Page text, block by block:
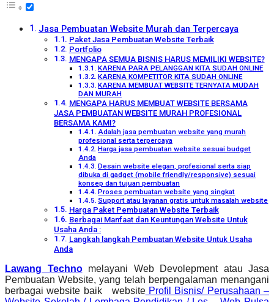
Jasa Pembuatan Website Murah dan Terpercaya
Paket Jasa Pembuatan Website Terbaik
Portfolio
MENGAPA SEMUA BISNIS HARUS MEMILIKI WEBSITE?
KARENA PARA PELANGGAN KITA SUDAH ONLINE
KARENA KOMPETITOR KITA SUDAH ONLINE
KARENA MEMBUAT WEBSITE TERNYATA MUDAH
DAN MURAH
MENGAPA HARUS MEMBUAT WEBSITE BERSAMA
JASA PEMBUATAN WEBSITE MURAH PROFESIONAL
BERSAMA KAMI?
Adalah jasa pembuatan website yang murah
profesional serta terpercaya
Harga jasa pembuatan website sesuai budget
Anda
Desain website elegan, profesional serta siap
dibuka di gadget (mobile friendly/responsive) sesuai
konsep dan tujuan pembuatan
Proses pembuatan website yang singkat
Support atau layanan gratis untuk masalah website
Harga Paket Pembuatan Website Terbaik
Berbagai Manfaat dan Keuntungan Website Untuk
Usaha Anda :
Langkah langkah Pembuatan Website Untuk Usaha
Anda
Lawang Technomelayani Web Devolepment atau Jasa
Pembuatan Website, yang telah berpengalaman menangani
berbagai website baik websiteProfil Bisnis/ Perusahaan –